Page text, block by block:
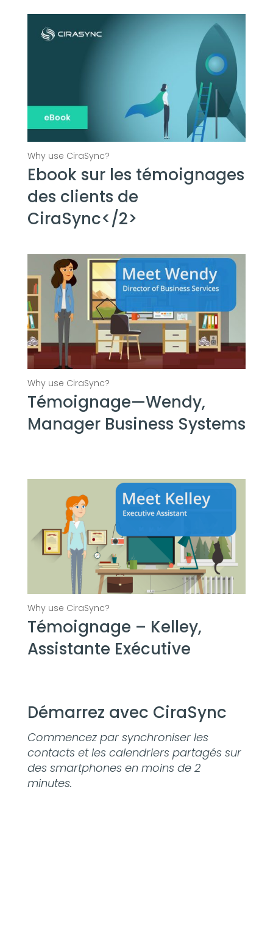
Ebook sur les témoignages
des clients de
CiraSync</2>
Témoignage—Wendy,
Manager Business Systems
Témoignage – Kelley,
Assistante Exécutive
Démarrez avec CiraSync
Commencez par synchroniser les
contacts et les calendriers partagés sur
des smartphones en moins de 2
minutes.